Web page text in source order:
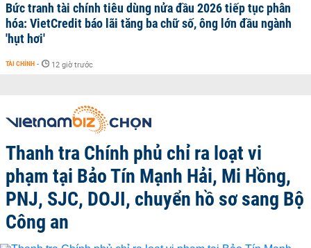
Bức tranh tài chính tiêu dùng nửa đầu 2026 tiếp tục phân
hóa: VietCredit báo lãi tăng ba chữ số, ông lớn đầu ngành
'hụt hơi'
TÀI CHÍNH - 12 giờ trước
Thanh tra Chính phủ chỉ ra loạt vi
phạm tại Bảo Tín Mạnh Hải, Mi Hồng,
PNJ, SJC, DOJI, chuyển hồ sơ sang Bộ
Công an